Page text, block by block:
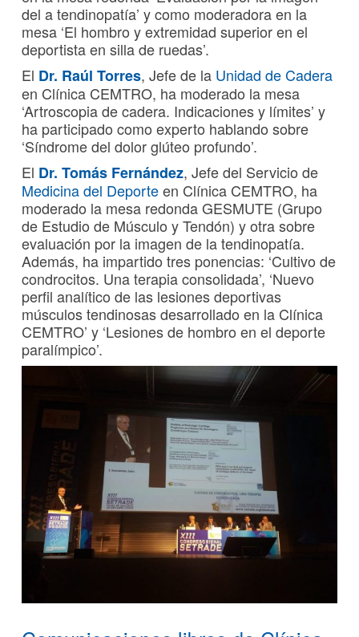
del a tendinopatía’ y como moderadora en la
mesa ‘El hombro y extremidad superior en el
deportista en silla de ruedas’.
El Dr. Raúl Torres, Jefe de la Unidad de Cadera
en Clínica CEMTRO, ha moderado la mesa
‘Artroscopia de cadera. Indicaciones y límites’ y
ha participado como experto hablando sobre
‘Síndrome del dolor glúteo profundo’.
El Dr. Tomás Fernández, Jefe del Servicio de
Medicina del Deporteen Clínica CEMTRO, ha
moderado la mesa redonda GESMUTE (Grupo
de Estudio de Músculo y Tendón) y otra sobre
evaluación por la imagen de la tendinopatía.
Además, ha impartido tres ponencias: ‘Cultivo de
condrocitos. Una terapia consolidada’, ‘Nuevo
perfil analítico de las lesiones deportivas
músculos tendinosas desarrollado en la Clínica
CEMTRO’ y ‘Lesiones de hombro en el deporte
paralímpico’.